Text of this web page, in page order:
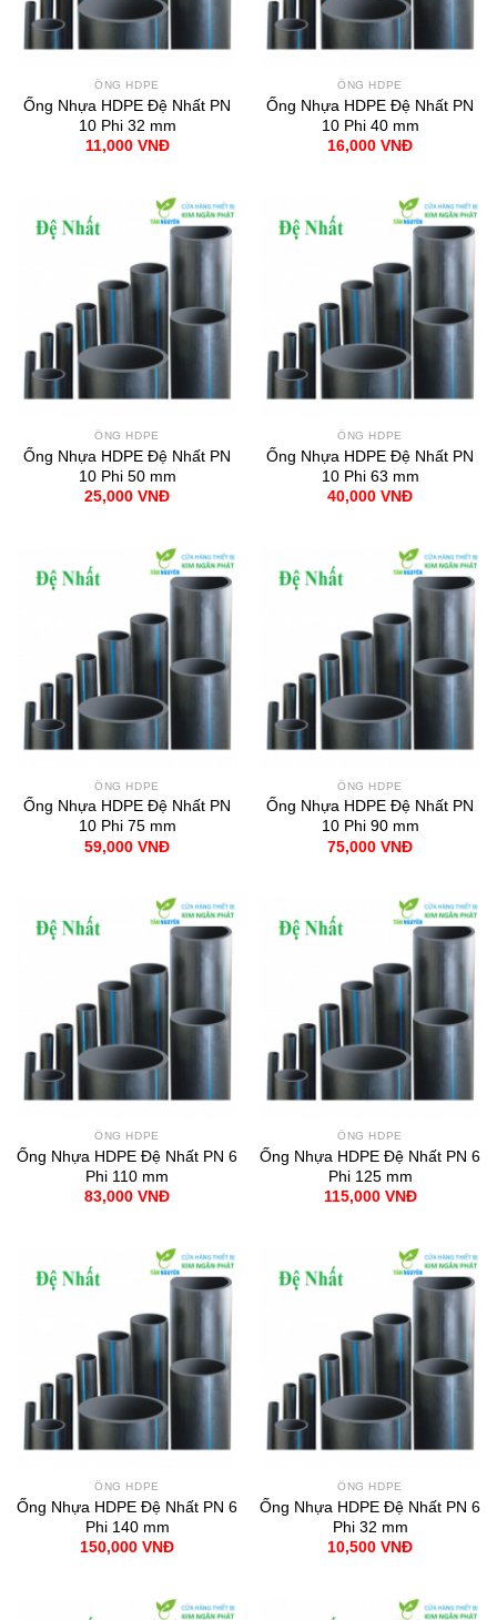
ỐNG HDPE
Ống Nhựa HDPE Đệ Nhất PN
10 Phi 32 mm
11,000 VNĐ
ỐNG HDPE
Ống Nhựa HDPE Đệ Nhất PN
10 Phi 40 mm
16,000 VNĐ
ỐNG HDPE
Ống Nhựa HDPE Đệ Nhất PN
10 Phi 50 mm
25,000 VNĐ
ỐNG HDPE
Ống Nhựa HDPE Đệ Nhất PN
10 Phi 63 mm
40,000 VNĐ
ỐNG HDPE
Ống Nhựa HDPE Đệ Nhất PN
10 Phi 75 mm
59,000 VNĐ
ỐNG HDPE
Ống Nhựa HDPE Đệ Nhất PN
10 Phi 90 mm
75,000 VNĐ
ỐNG HDPE
Ống Nhựa HDPE Đệ Nhất PN 6
Phi 110 mm
83,000 VNĐ
ỐNG HDPE
Ống Nhựa HDPE Đệ Nhất PN 6
Phi 125 mm
115,000 VNĐ
ỐNG HDPE
Ống Nhựa HDPE Đệ Nhất PN 6
Phi 140 mm
150,000 VNĐ
ỐNG HDPE
Ống Nhựa HDPE Đệ Nhất PN 6
Phi 32 mm
10,500 VNĐ